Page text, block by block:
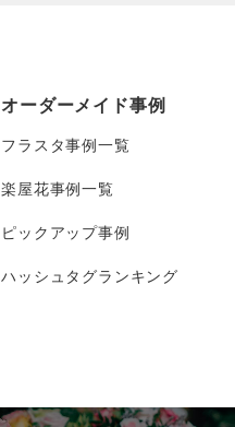
オーダーメイド事例
フラスタ事例一覧
楽屋花事例一覧
ピックアップ事例
ハッシュタグランキング